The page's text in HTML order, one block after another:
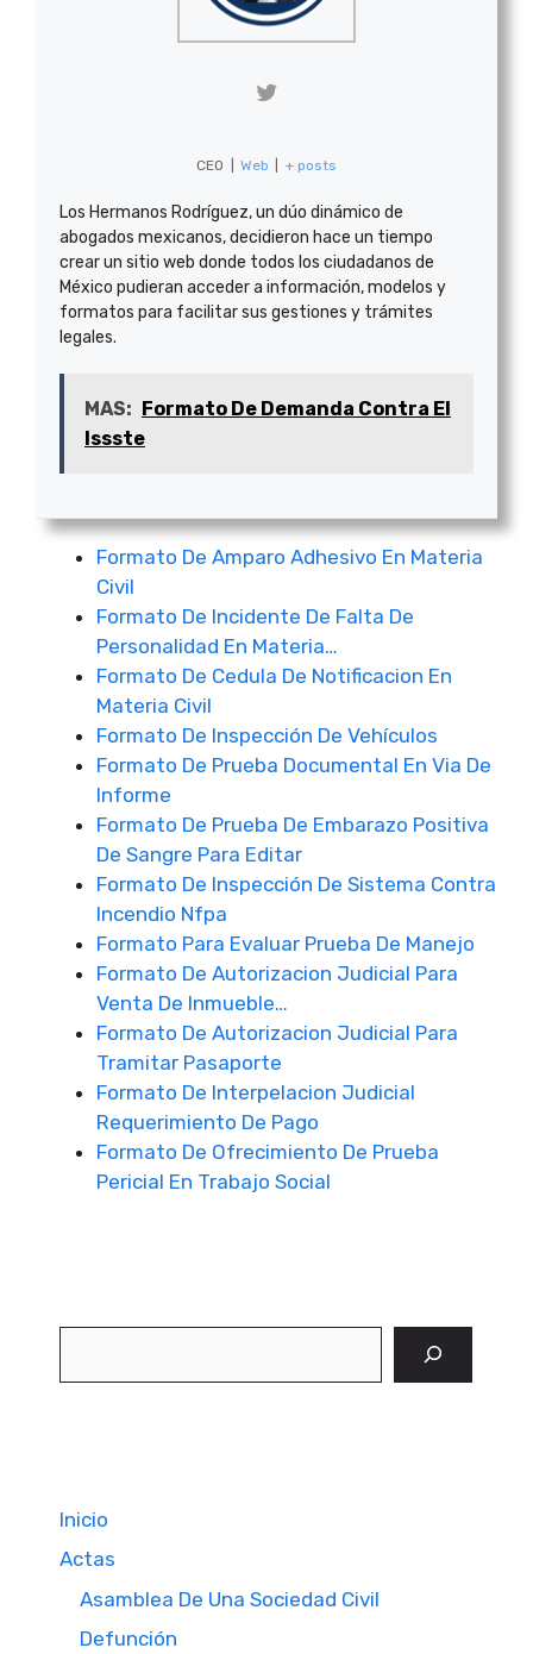
CEO Web + posts
Los Hermanos Rodríguez, un dúo dinámico de
abogados mexicanos, decidieron hace un tiempo
crear un sitio web donde todos los ciudadanos de
México pudieran acceder a información, modelos y
formatos para facilitar sus gestiones y trámites
legales.
MAS: Formato De Demanda Contra El
Issste
Formato De Amparo Adhesivo En Materia
Civil
Formato De Incidente De Falta De
Personalidad En Materia…
Formato De Cedula De Notificacion En
Materia Civil
Formato De Inspección De Vehículos
Formato De Prueba Documental En Via De
Informe
Formato De Prueba De Embarazo Positiva
De Sangre Para Editar
Formato De Inspección De Sistema Contra
Incendio Nfpa
Formato Para Evaluar Prueba De Manejo
Formato De Autorizacion Judicial Para
Venta De Inmueble…
Formato De Autorizacion Judicial Para
Tramitar Pasaporte
Formato De Interpelacion Judicial
Requerimiento De Pago
Formato De Ofrecimiento De Prueba
Pericial En Trabajo Social
Inicio
Actas
Asamblea De Una Sociedad Civil
Defunción